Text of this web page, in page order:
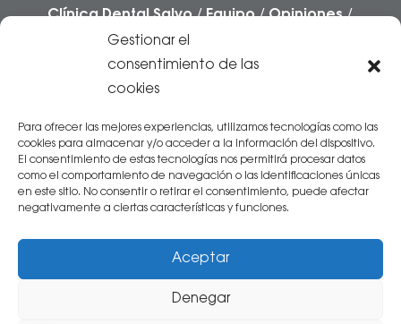
Gestionar el
consentimiento de las
cookies
Para ofrecer las mejores experiencias, utilizamos tecnologías como las
cookies para almacenar y/o acceder a la información del dispositivo.
El consentimiento de estas tecnologías nos permitirá procesar datos
como el comportamiento de navegación o las identificaciones únicas
en este sitio. No consentir o retirar el consentimiento, puede afectar
negativamente a ciertas características y funciones.
Aceptar
Denegar
Clínica Dental Salvo/Equipo/Opiniones/
Casos/Preguntas frecuentes
/Contacto
de Aragón.Inscrito en el Registro Sanitario
con Nº 5024261